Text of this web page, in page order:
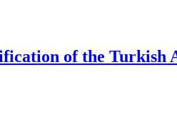
of the Turkish